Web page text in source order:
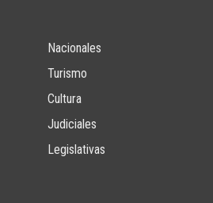
Nacionales
Turismo
Cultura
Judiciales
Legislativas